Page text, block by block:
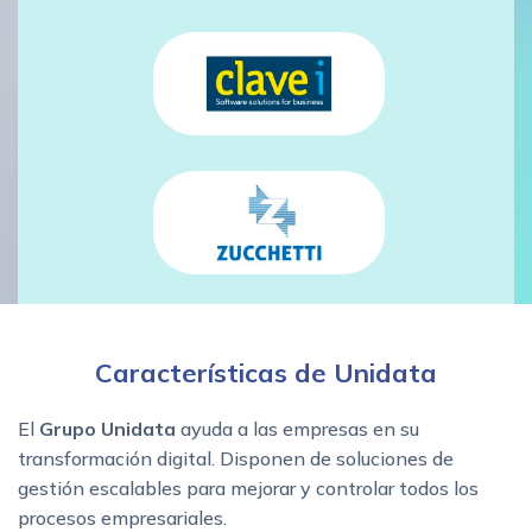
Características de Unidata
El Grupo Unidata ayuda a las empresas en su
transformación digital. Disponen de soluciones de
gestión escalables para mejorar y controlar todos los
procesos empresariales.